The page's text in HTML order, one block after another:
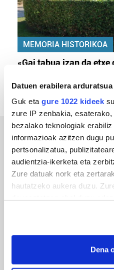
Datuen erabilera arduratsua
Guk eta gure 1022 kideek
zure IP zenbakia,
bezalako teknologiak
informazioak azitzen dugu
pertsonalizatua,
audientzia-ikerketa eta
Zure datuak nork eta
hautatzeko aukera duzu.
If you allow, we would also
Collect information
Dena
MEMORIA HISTORIKOA
«Gai tabua izan da
ERREPORTAJEAK
URBIAKO FESTA